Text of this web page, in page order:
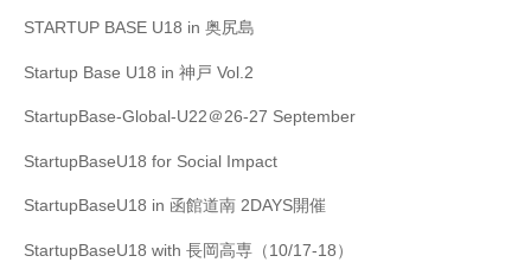
STARTUP BASE U18 in 奥尻島
Startup Base U18 in 神戸 Vol.2
StartupBase-Global-U22＠26-27 September
StartupBaseU18 for Social Impact
StartupBaseU18 in 函館道南 2DAYS開催
StartupBaseU18 with 長岡高専（10/17-18）